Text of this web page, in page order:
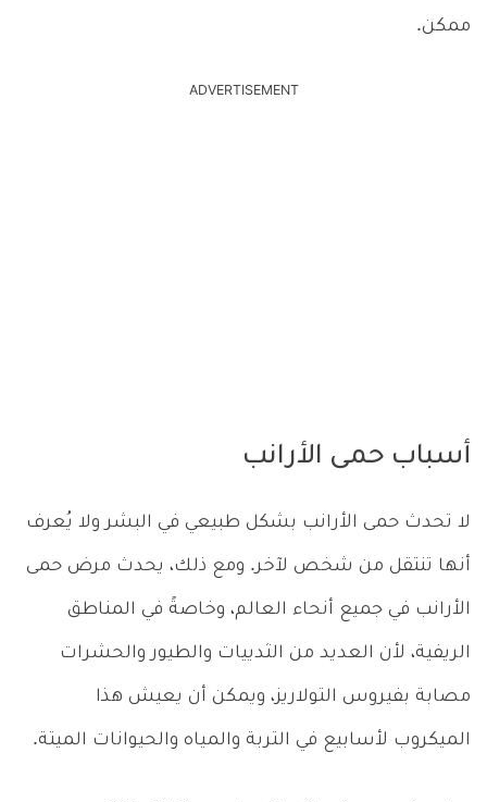
ممكن.
ADVERTISEMENT
أسباب حمى الأرانب
لا تحدث حمى الأرانب بشكل طبيعي في البشر ولا يُعرف
أنها تنتقل من شخص لآخر. ومع ذلك، يحدث مرض حمى
الأرانب في جميع أنحاء العالم، وخاصةً في المناطق
الريفية، لأن العديد من الثدييات والطيور والحشرات
مصابة بفيروس التولاريز، ويمكن أن يعيش هذا
الميكروب لأسابيع في التربة والمياه والحيوانات الميتة.